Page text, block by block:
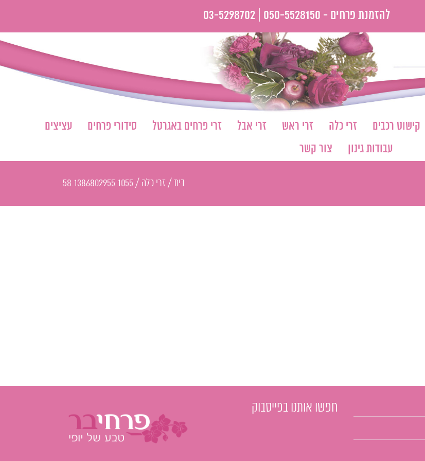
להזמנת פרחים - 050-5528150 |
03-5298702
קישוט רכבים זרי כלה זרי ראש זרי אבל זרי פרחים באגרטל סידורי פרחים
עציצים
עבודות גינון
צור קשר
בית / זרי כלה /
1055_1386802955_58
חפשו אותנו בפייסבוק